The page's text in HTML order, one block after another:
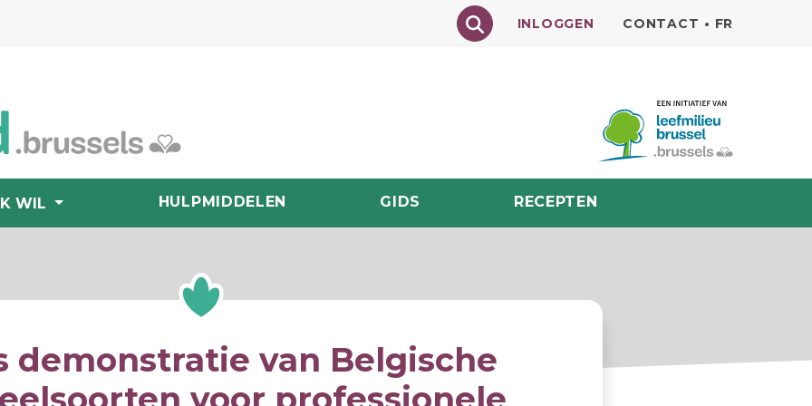
Texte à rechercher
INLOGGEN CONTACT • FR
IK WIL HULPMIDDELEN GIDS RECEPTEN
demonstratie van Belgische